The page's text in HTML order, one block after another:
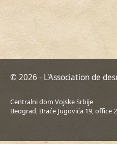
© 2026 - L'Association de
Centralni dom Vojske Srbije
Beograd, Braće Jugovića 19, office